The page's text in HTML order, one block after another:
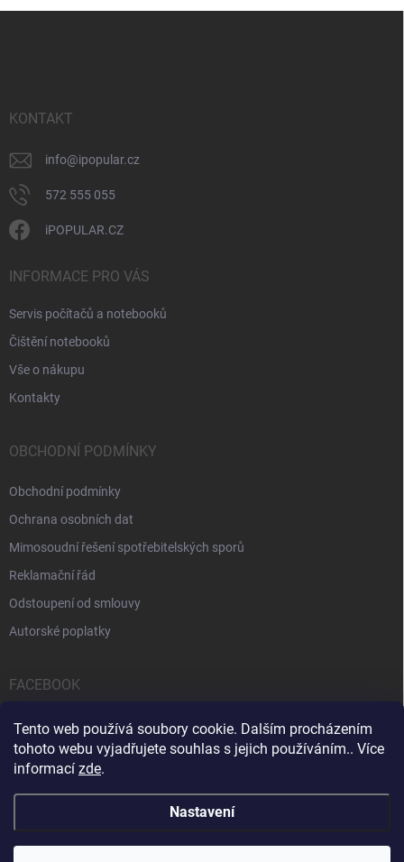
Tento web používá soubory cookie. Dalším procházením
tohoto webu vyjadřujete souhlas s jejich používáním.. Více
informací zde.
Nastavení
KONTAKT
info@ipopular.cz
572 555 055
iPOPULAR.CZ
INFORMACE PRO VÁS
Servis počítačů a notebooků
Čištění notebooků
Vše o nákupu
Kontakty
OBCHODNÍ PODMÍNKY
Obchodní podmínky
Ochrana osobních dat
Mimosoudní řešení spotřebitelských sporů
Reklamační řád
Odstoupení od smlouvy
Autorské poplatky
FACEBOOK
Servis počítačů a notebooků Čištění notebooků Kontakty